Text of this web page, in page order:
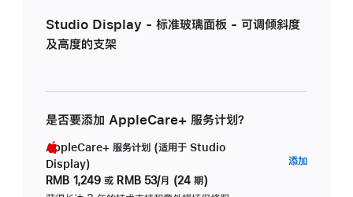
Studio Display - 标准玻璃面板 - 可调倾斜度
及高度的支架
是否要添加 AppleCare+ 服务计划？
AppleCare+ 服务计划 (适用于 Studio
Display)
RMB 1,249 或 RMB 53/月 (24 期)
添加